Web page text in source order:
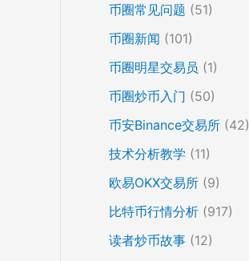
币圈常见问题 (51)
币圈新闻 (101)
币圈明星交易员 (1)
币圈炒币入门 (50)
币安Binance交易所 (42)
技术分析教学 (11)
欧易OKX交易所 (9)
比特币行情分析 (917)
读者炒币故事 (12)